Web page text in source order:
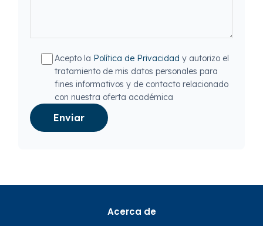
Acepto la Política de Privacidad y autorizo el
tratamiento de mis datos personales para
fines informativos y de contacto relacionado
con nuestra oferta académica
Acerca de